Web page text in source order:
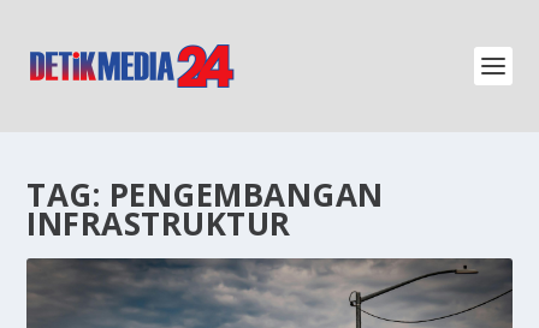
TAG: PENGEMBANGAN
INFRASTRUKTUR